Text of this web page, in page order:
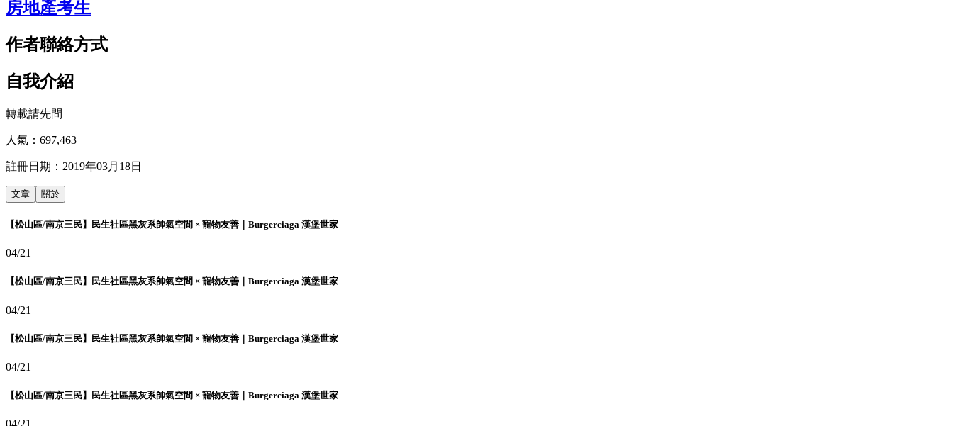
房地產考生
作者聯絡方式
自我介紹
轉載請先問
人氣： 697,463
註冊日期： 2019年03月18日
文章 關於
【松山區/南京三民】民生社區黑灰系帥氣空間 × 寵物友善｜Burgerciaga 漢堡世家
04/21
【松山區/南京三民】民生社區黑灰系帥氣空間 × 寵物友善｜Burgerciaga 漢堡世家
04/21
【松山區/南京三民】民生社區黑灰系帥氣空間 × 寵物友善｜Burgerciaga 漢堡世家
04/21
【松山區/南京三民】民生社區黑灰系帥氣空間 × 寵物友善｜Burgerciaga 漢堡世家